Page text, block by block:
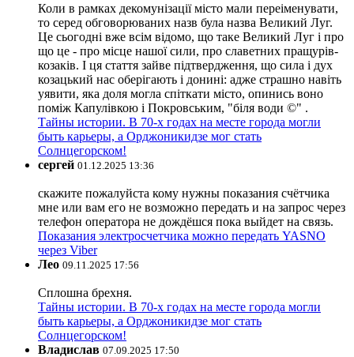
Коли в рамках декомунізації місто мали переіменувати,
то серед обговорюваних назв була назва Великий Луг.
Це сьогодні вже всім відомо, що таке Великий Луг і про
що це - про місце нашої сили, про славетних пращурів-
козаків. І ця стаття зайве підтвердження, що сила і дух
козацький нас оберігають і донині: адже страшно навіть
уявити, яка доля могла спіткати місто, опинись воно
поміж Капулівкою і Покровським, "біля води ©" .
Тайны истории. В 70-х годах на месте города могли
быть карьеры, а Орджоникидзе мог стать
Солнцегорском!
сергей 01.12.2025 13:36
скажите пожалуйста кому нужны показания счётчика
мне или вам его не возможно передать и на запрос через
телефон оператора не дождёшся пока выйдет на связь.
Показания электросчетчика можно передать YASNO
через Viber
Лео 09.11.2025 17:56
Сплошна брехня.
Тайны истории. В 70-х годах на месте города могли
быть карьеры, а Орджоникидзе мог стать
Солнцегорском!
Владислав 07.09.2025 17:50